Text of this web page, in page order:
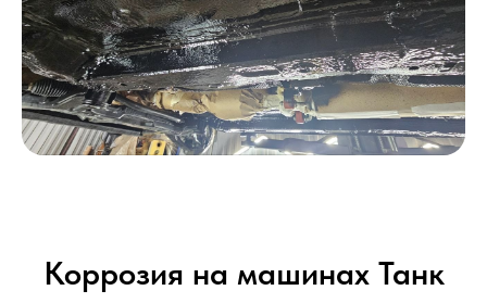
Коррозия на машинах Танк